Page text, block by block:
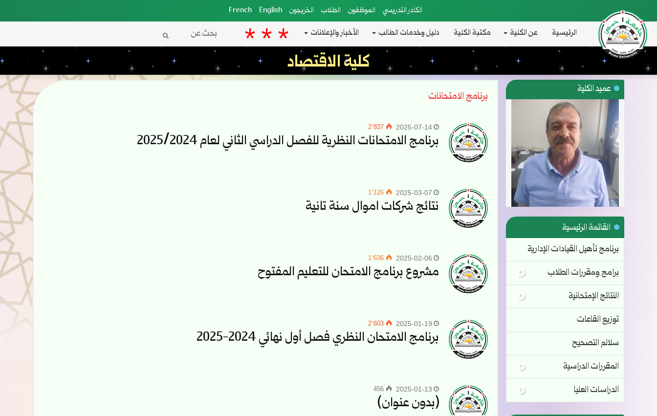
الكادر التدريسي الموظفون الطلاب الخريجون French English
الرئيسية عن الكلية مكتبة الكلية دليل وخدمات الطالب الأخبار والإعلانات بحث
عن كلية الاقتصاد
برنامج الامتحانات
2025-07-14
برنامج الامتحانات النظرية للفصل الدراسي الثاني لعام 2025/2024
2025-03-07
نتائج شركات اموال سنة تانية
2025-02-06
مشروع برنامج الامتحان للتعليم المفتوح
2025-01-19
برنامج الامتحان النظري فصل أول نهائي 2024-2025
2025-01-13
(بدون عنوان)
عميد الكلية
القائمة الرئيسية
برنامج تأهيل القيادات الإدارية
برامج ومقررات الطلاب
النتائج الإمتحانية
توزيع القاعات
سلالم التصحيح
المقررات الدراسية
الدراسات العليا